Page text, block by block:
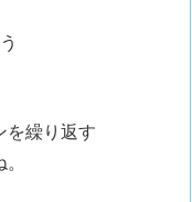
を繰り返す